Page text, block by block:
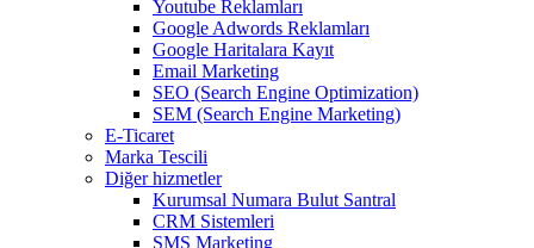
Youtube Reklamları
Google Adwords Reklamları
Google Haritalara Kayıt
Email Marketing
SEO (Search Engine Optimization)
SEM (Search Engine Marketing)
E-Ticaret
Marka Tescili
Diğer hizmetler
Kurumsal Numara Bulut Santral
CRM Sistemleri
SMS Marketing